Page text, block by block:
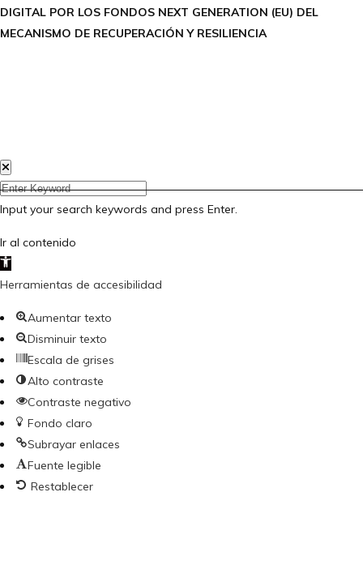
DIGITAL POR LOS FONDOS NEXT GENERATION (EU) DEL
MECANISMO DE RECUPERACIÓN Y RESILIENCIA
Input your search keywords and press Enter.
Ir al contenido
Abrir barra de herramientas
Herramientas de accesibilidad
Aumentar texto
Disminuir texto
Escala de grises
Alto contraste
Contraste negativo
Fondo claro
Subrayar enlaces
Fuente legible
Restablecer